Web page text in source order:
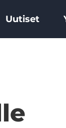
Uutiset